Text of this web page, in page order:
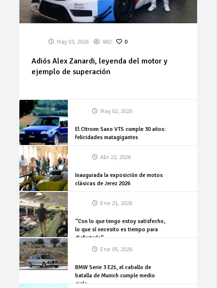
May 03, 2026 882 0
Adiós Alex Zanardi, leyenda del motor y
ejemplo de superación
May 02, 2026
El Citroen Saxo VTS cumple 30 años:
felicidades matagigantes
Abr 22, 2026
Inaugurada la exposición de motos
clásicas de Jerez 2026
Ene 21, 2026
“Con lo que tengo estoy satisfecho,
lo que sí necesito es tiempo para
disfrutarlo”
Ene 05, 2026
BMW Serie 3 E21, el caballo de
batalla de Munich cumple medio
siglo